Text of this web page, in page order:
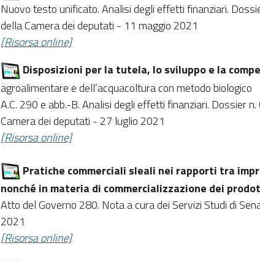
Nuovo testo unificato. Analisi degli effetti finanziari.
della Camera dei deputati - 11 maggio 2021
[Risorsa online]
Disposizioni per la tutela, lo sviluppo e la
agroalimentare e dell’acquacoltura con metodo biologico
A.C. 290 e abb.-B. Analisi degli effetti finanziari. Dossier
Camera dei deputati - 27 luglio 2021
[Risorsa online]
Pratiche commerciali sleali nei rapporti tra
nonché in materia di commercializzazione dei
Atto del Governo 280. Nota a cura dei Servizi Studi di
2021
[Risorsa online]